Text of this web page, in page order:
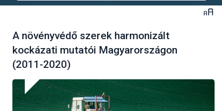
A növényvédő szerek harmonizált
kockázati mutatói Magyarországon
(2011-2020)